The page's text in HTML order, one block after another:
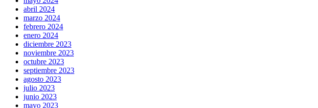
abril 2024
marzo 2024
febrero 2024
enero 2024
diciembre 2023
noviembre 2023
octubre 2023
septiembre 2023
agosto 2023
julio 2023
junio 2023
mayo 2023